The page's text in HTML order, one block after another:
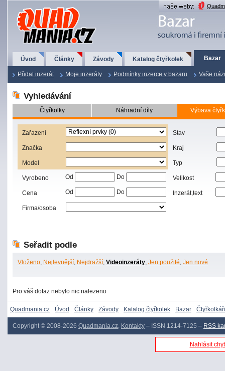
QuadMania.cz
Úvod Články Závody Katalog čtyřkolek Bazar
Přidat inzerát Moje inzeráty Podmínky inzerce v bazaru Vaše
Vyhledávání
Čtyřkolky Náhradní díly Výbava
Zařazení
Značka
Model
Vyrobeno Od Do
Cena Od Do
Firma/osoba
Stav
Kraj
Typ
Velikost
Inzerát,text
Seřadit podle
Vloženo, Nejlevnější, Nejdražší, Videoinzeráty, Jen použité, Jen nové
Pro váš dotaz nebylo nic nalezeno
Quadmania.cz Úvod Články Závody Katalog čtyřkolek Bazar Čtyřkolkáři
Copyright © 2008-2026 Quadmania.cz, Kontakty – ISSN 1214-7125 – RSS
Nahlásit